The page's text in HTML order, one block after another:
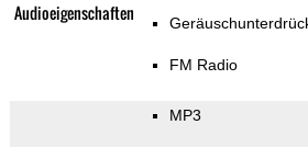
Audioeigenschaften
FM Radio
MP3